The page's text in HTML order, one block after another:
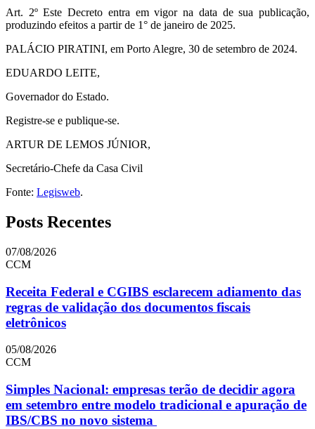
Art. 2º Este Decreto entra em vigor na data de sua publicação,
produzindo efeitos a partir de 1° de janeiro de 2025.
PALÁCIO PIRATINI, em Porto Alegre, 30 de setembro de 2024.
EDUARDO LEITE,
Governador do Estado.
Registre-se e publique-se.
ARTUR DE LEMOS JÚNIOR,
Secretário-Chefe da Casa Civil
Fonte: Legisweb.
Posts Recentes
07/08/2026
CCM
Receita Federal e CGIBS esclarecem adiamento das
regras de validação dos documentos fiscais
eletrônicos
05/08/2026
CCM
Simples Nacional: empresas terão de decidir agora
em setembro entre modelo tradicional e apuração de
IBS/CBS no novo sistema